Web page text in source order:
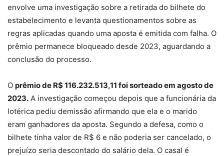
envolve uma investigação sobre a retirada do bilhete do
estabelecimento e levanta questionamentos sobre as
regras aplicadas quando uma aposta é emitida com falha. O
prêmio permanece bloqueado desde 2023, aguardando a
conclusão do processo.
O prêmio de R$ 116.232.513,11 foi sorteado em agosto de
2023. A investigação começou depois que a funcionária da
lotérica pediu demissão afirmando que ela e o marido
eram ganhadores da aposta. Segundo a defesa, como o
bilhete tinha valor de R$ 6 e não poderia ser cancelado, o
prejuízo seria descontado do salário dela. O casal é